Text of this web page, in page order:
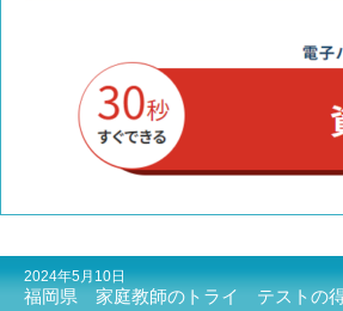
2024年5月10日
福岡県 家庭教師のトライ テストの